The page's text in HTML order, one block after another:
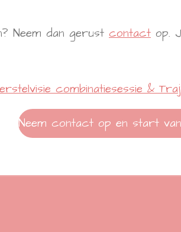
Neem dan gerust contact op.
combinatiesessie &
Neem contact op en start